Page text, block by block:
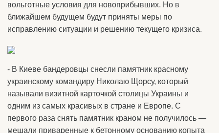
вольготные условия для новоприбывших. Но в
ближайшем будущем будут приняты меры по
исправлению ситуации и решению текущего кризиса.
- В Киеве бандеровцы снесли памятник красному
украинскому командиру Николаю Щорсу, который
называли визитной карточкой столицы Украины и
одним из самых красивых в стране и Европе. С
первого раза снять памятник краном не получилось —
мешали приваренные к бетонному основанию копыта